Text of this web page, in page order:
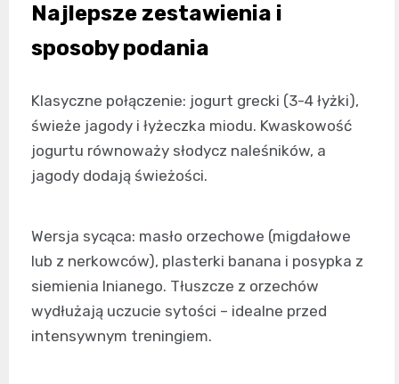
Najlepsze zestawienia i
sposoby podania
Klasyczne połączenie: jogurt grecki (3-4 łyżki),
świeże jagody i łyżeczka miodu. Kwaskowość
jogurtu równoważy słodycz naleśników, a
jagody dodają świeżości.
Wersja sycąca: masło orzechowe (migdałowe
lub z nerkowców), plasterki banana i posypka z
siemienia lnianego. Tłuszcze z orzechów
wydłużają uczucie sytości – idealne przed
intensywnym treningiem.